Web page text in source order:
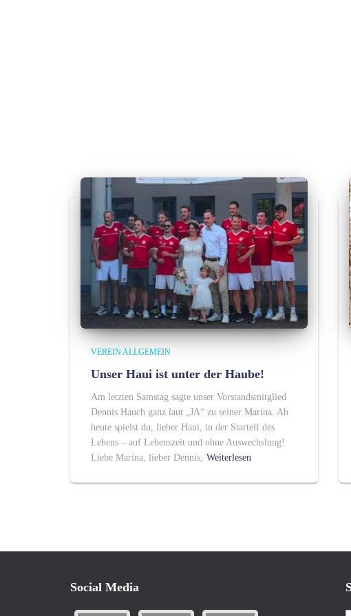
VEREIN ALLGEMEIN
Unser Haui ist unter der Haube!
Am letzten Samstag sagte unser Vorstandsmitglied
Dennis Hauch ganz laut „JA“ zu seiner Marina. Ab
heute spielst du, lieber Haui, in der Startelf des
Lebens – auf Lebenszeit und ohne Auswechslung!
Liebe Marina, lieber Dennis, Weiterlesen
Social Media